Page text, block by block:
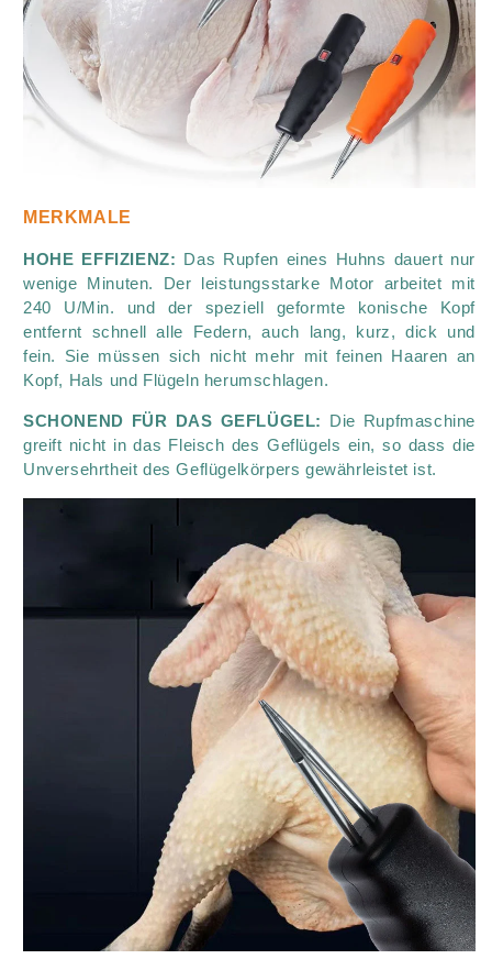
MERKMALE
HOHE EFFIZIENZ: Das Rupfen eines Huhns dauert nur
wenige Minuten. Der leistungsstarke Motor arbeitet mit
240 U/Min. und der speziell geformte konische Kopf
entfernt schnell alle Federn, auch lang, kurz, dick und
fein. Sie müssen sich nicht mehr mit feinen Haaren an
Kopf, Hals und Flügeln herumschlagen.
SCHONEND FÜR DAS GEFLÜGEL: Die Rupfmaschine
greift nicht in das Fleisch des Geflügels ein, so dass die
Unversehrtheit des Geflügelkörpers gewährleistet ist.